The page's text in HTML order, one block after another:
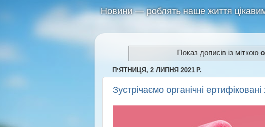
Новини — роблять наше життя
Показ дописів із міткою
ПʼЯТНИЦЯ, 2 ЛИПНЯ 2021 Р.
Зустрічаємо органічні